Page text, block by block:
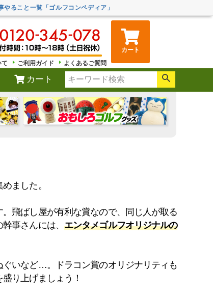
やること一覧「ゴルフコンペディア」
カート
て ご利用ガイド よくあるご質問
カート
ました。
飛ばし屋が有利な賞なので、同じ人が取る
事さんには、 エンタメゴルフオリジナルの
いなど…。ドラコン賞のオリジナリティも
り上げましょう！